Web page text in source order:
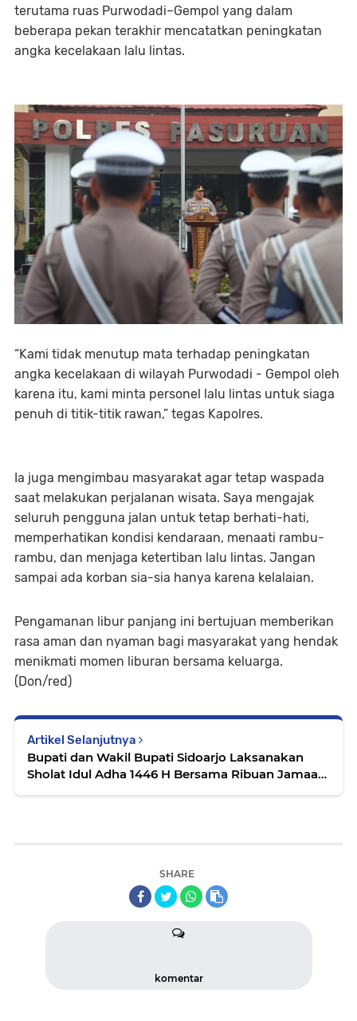
terutama ruas Purwodadi–Gempol yang dalam
beberapa pekan terakhir mencatatkan peningkatan
angka kecelakaan lalu lintas.
“Kami tidak menutup mata terhadap peningkatan
angka kecelakaan di wilayah Purwodadi - Gempol oleh
karena itu, kami minta personel lalu lintas untuk siaga
penuh di titik-titik rawan,” tegas Kapolres.
Ia juga mengimbau masyarakat agar tetap waspada
saat melakukan perjalanan wisata. Saya mengajak
seluruh pengguna jalan untuk tetap berhati-hati,
memperhatikan kondisi kendaraan, menaati rambu-
rambu, dan menjaga ketertiban lalu lintas. Jangan
sampai ada korban sia-sia hanya karena kelalaian.
Pengamanan libur panjang ini bertujuan memberikan
rasa aman dan nyaman bagi masyarakat yang hendak
menikmati momen liburan bersama keluarga.
(Don/red)
Artikel Selanjutnya
Bupati dan Wakil Bupati Sidoarjo Laksanakan
Sholat Idul Adha 1446 H Bersama Ribuan Jamaah
SHARE
komentar